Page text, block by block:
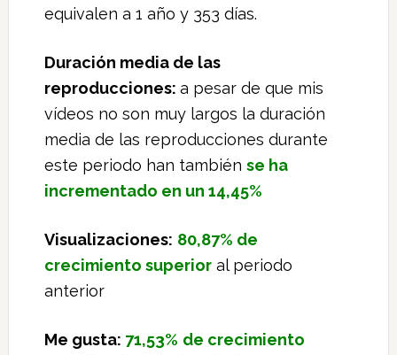
equivalen a 1 año y 353 días.
Duración media de las
reproducciones: a pesar de que mis
vídeos no son muy largos la duración
media de las reproducciones durante
este periodo han también se ha
incrementado en un 14,45%
Visualizaciones: 80,87% de
crecimiento superioral periodo
anterior
Me gusta: 71,53% de crecimiento